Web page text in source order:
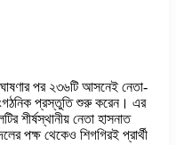
ঘোষণার পর ২৩৬টি আসনেই নেতা-
সাংগঠনিক প্রস্তুতি শুরু করেন। এর
শীর্ষস্থানীয় নেতা হাসনাত
পক্ষ থেকেও শিগগিরই প্রার্থী